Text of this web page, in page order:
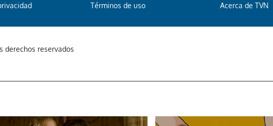
Términos de uso Acerca de TVN
derechos reservados